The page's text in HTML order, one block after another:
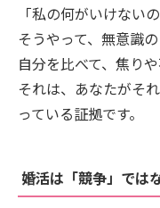
「私の何がいけないの
そうやって、無意識
自分を比べて、焦り
それは、あなたがそ
っている証拠です。
婚活は「競争」では